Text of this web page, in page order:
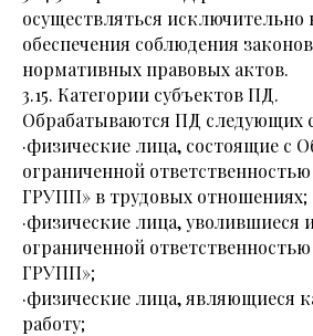
осуществляться исключительно
обеспечения соблюдения
нормативных правовых актов.
3.15. Категории субъектов ПД.
Обрабатываются ПД следующих
·физические лица, состоящие с
ограниченной
ГРУПП» в трудовых отношениях;
·физические лица, уволившиеся
ограниченной
ГРУПП»;
·физические лица, являющиеся
работу;